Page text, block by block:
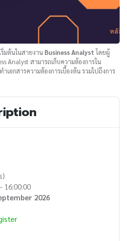
มต้นในสายงาน Business Analyst โดยผู้
Analyst สามารถเก็บความต้องการใน
เอกสารความต้องการเบื้องต้น รวมไปถึงการ
16:00:00
2026